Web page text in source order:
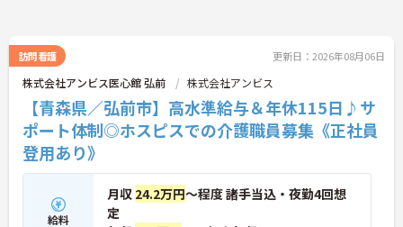
専門性を着実に深めていける環境が用意されていま
★おすすめPOINT★
＜個別ＯＪＴとチーム連携で着実に成長！＞
・入職後はお一人おひとりの習熟度に合わせた個別
のＯＪＴ研修を実施し、ｅラーニングを用いた学習
の機会も提供されます
・施設内には看護師が24時間常駐しており、急変時
の対応や専門的な医療処置は看護師が担当するため
負担が減ります
訪問看護 更新日：2026年08月06日
株式会社アンビス医心館 弘前 株式会社アンビス
【青森県／弘前市】高水準給与＆年休115日♪サ
ポート体制◎ホスピスでの介護職員募集《正社員
登用あり》
給料
月収 24.2万円～程度 諸手当込・夜勤4回想
定